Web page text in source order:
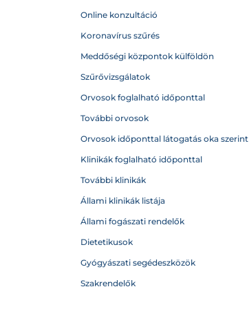
Online konzultáció
Koronavírus szűrés
Meddőségi központok külföldön
Szűrővizsgálatok
Orvosok foglalható időponttal
További orvosok
Orvosok időponttal látogatás oka szerint
Klinikák foglalható időponttal
További klinikák
Állami klinikák listája
Állami fogászati rendelők
Dietetikusok
Gyógyászati segédeszközök
Szakrendelők